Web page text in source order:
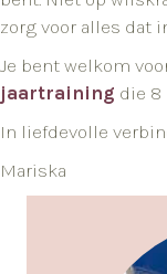
zorg voor alles dat
Je bent welkom
jaartraining die 8
In liefdevolle
Mariska